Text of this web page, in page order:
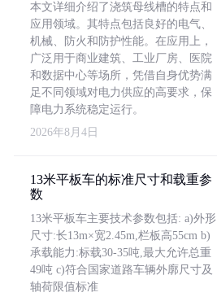
本文详细介绍了浇筑母线槽的特点和
应用领域。其特点包括良好的电气、
机械、防火和防护性能。在应用上，
广泛用于商业建筑、工业厂房、医院
和数据中心等场所，凭借自身优势满
足不同领域对电力供应的高要求，保
障电力系统稳定运行。
2026年8月4日
13米平板车的标准尺寸和载重参
数
13米平板车主要技术参数包括: a)外形
尺寸:长13m×宽2.45m,栏板高55cm b)
承载能力:标载30-35吨,最大允许总重
49吨 c)符合国家道路车辆外廓尺寸及
轴荷限值标准